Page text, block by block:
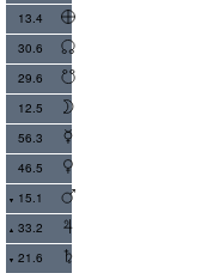
13.4
30.6
29.6
12.5
56.3
46.5
15.1
33.2
21.6